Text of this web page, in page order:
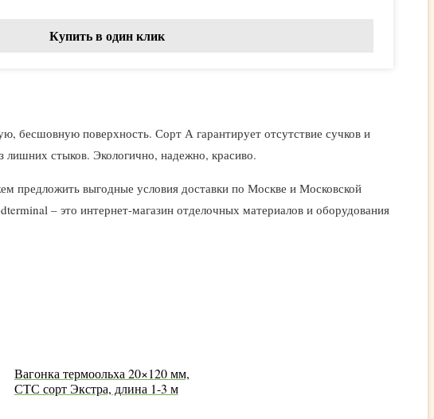
Купить в один клик
бесшовную поверхность. Сорт А гарантирует отсутствие сучков и
стыков. Экологично, надежно, красиво.
выгодные условия доставки по Москве и Московской
– это интернет-магазин отделочных материалов и оборудования
Вагонка термоольха 20×120 мм,
СТС сорт Экстра, длина 1-3 м